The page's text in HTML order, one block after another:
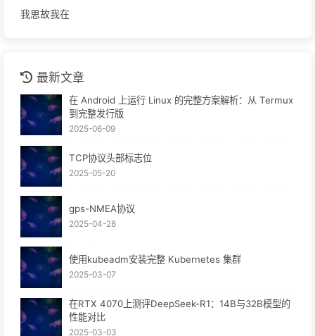
我思故我在
最新文章
在 Android 上运行 Linux 的完整方案解析：从 Termux
到完整发行版
2025-06-09
TCP协议头部标志位
2025-05-20
gps-NMEA协议
2025-04-28
使用kubeadm安装完整 Kubernetes 集群
2025-03-07
在RTX 4070上测评DeepSeek-R1：14B与32B模型的
性能对比
2025-03-03